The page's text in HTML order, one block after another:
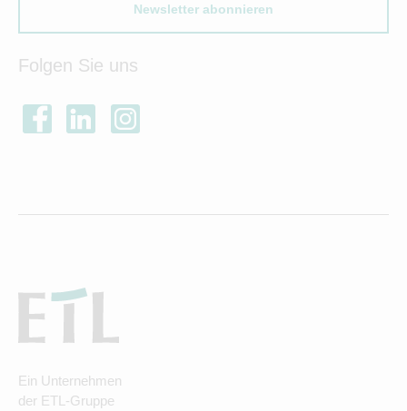
Newsletter abonnieren
Folgen Sie uns
Ein Unternehmen
der ETL-Gruppe